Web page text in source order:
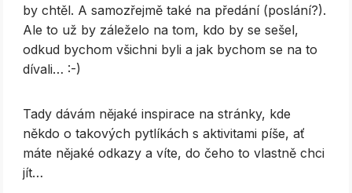
by chtěl. A samozřejmě také na předání (poslání?).
Ale to už by záleželo na tom, kdo by se sešel,
odkud bychom všichni byli a jak bychom se na to
dívali… :-)
Tady dávám nějaké inspirace na stránky, kde
někdo o takových pytlíkách s aktivitami píše, ať
máte nějaké odkazy a víte, do čeho to vlastně chci
jít…